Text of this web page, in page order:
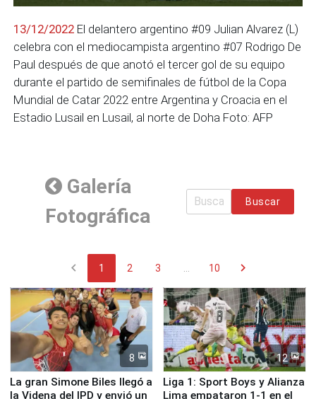
13/12/2022 El delantero argentino #09 Julian Alvarez (L)
celebra con el mediocampista argentino #07 Rodrigo De
Paul después de que anotó el tercer gol de su equipo
durante el partido de semifinales de fútbol de la Copa
Mundial de Catar 2022 entre Argentina y Croacia en el
Estadio Lusail en Lusail, al norte de Doha Foto: AFP
Galería
Fotográfica
Buscar
chevron_left 1 2 3 10 chevron_right
8
La gran Simone Biles llegó a
la Videna del IPD y envió un
12
Liga 1: Sport Boys y Alianza
Lima empataron 1-1 en el